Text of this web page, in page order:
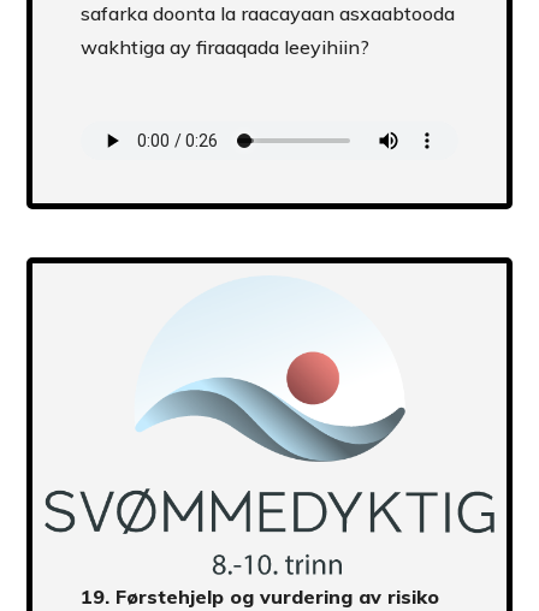
safarka doonta la raacayaan asxaabtooda
wakhtiga ay firaaqada leeyihiin?
19. Førstehjelp og vurdering av risiko